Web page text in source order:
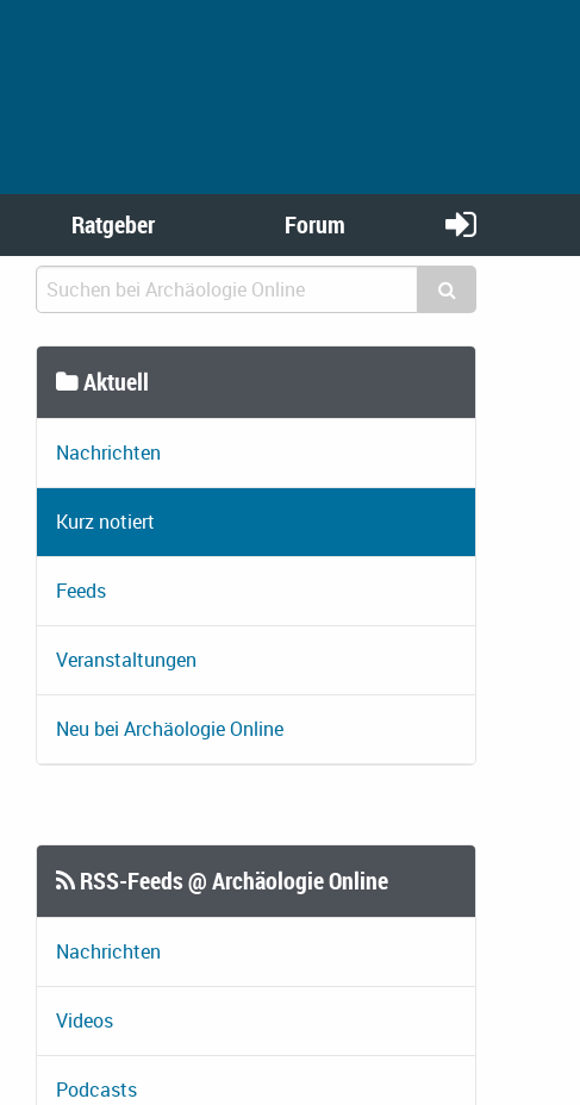
Ratgeber Forum
Aktuell
Nachrichten
Kurz notiert
Feeds
Veranstaltungen
Neu bei Archäologie Online
RSS-Feeds @ Archäologie Online
Nachrichten
Videos
Podcasts